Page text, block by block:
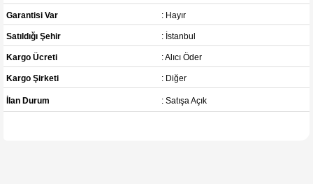
Garantisi Var : Hayır
Satıldığı Şehir : İstanbul
Kargo Ücreti : Alıcı Öder
Kargo Şirketi : Diğer
İlan Durum : Satışa Açık